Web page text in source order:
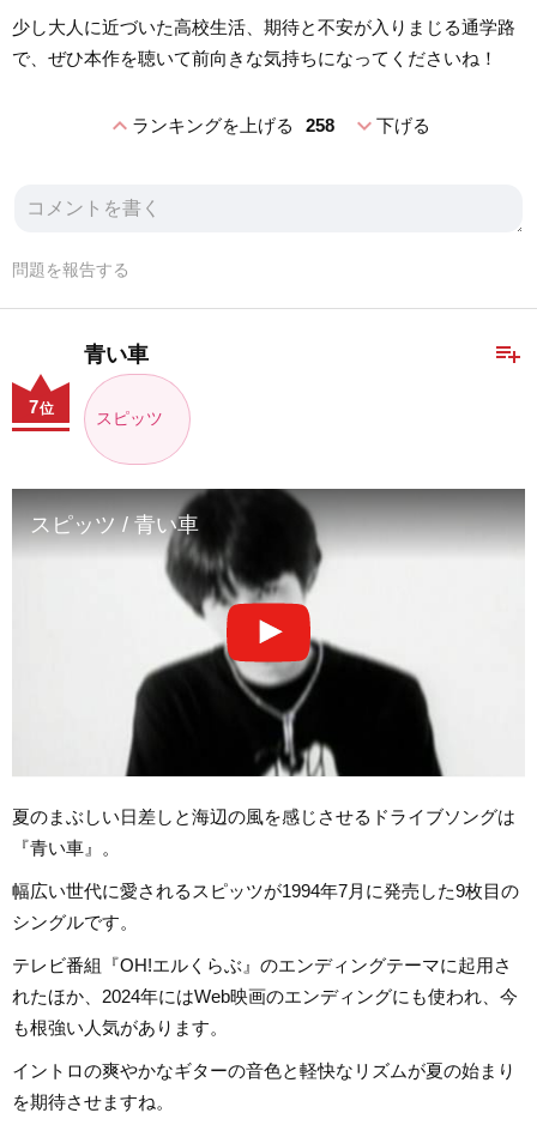
少し大人に近づいた高校生活、期待と不安が入りまじる通学路
で、ぜひ本作を聴いて前向きな気持ちになってくださいね！
expand_lessランキングを上げる 258 expand_more下げる
問題を報告する
playlist_add
青い車
スピッツ
7位
スピッツ / 青い車
夏のまぶしい日差しと海辺の風を感じさせるドライブソングは
『青い車』。
幅広い世代に愛されるスピッツが1994年7月に発売した9枚目の
シングルです。
テレビ番組『OH!エルくらぶ』のエンディングテーマに起用さ
れたほか、2024年にはWeb映画のエンディングにも使われ、今
も根強い人気があります。
イントロの爽やかなギターの音色と軽快なリズムが夏の始まり
を期待させますね。